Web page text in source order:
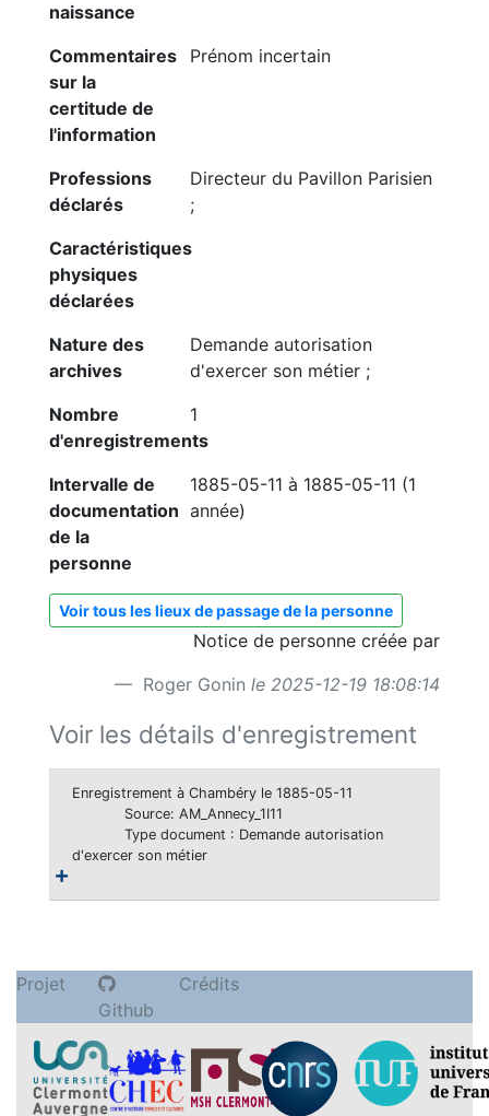
naissance
Commentaires
sur la
certitude de
l'information
Prénom incertain
Professions
déclarés
Directeur du Pavillon Parisien
;
Caractéristiques
physiques
déclarées
Nature des
archives
Demande autorisation
d'exercer son métier ;
Nombre
d'enregistrements
1
Intervalle de
documentation
de la
personne
1885-05-11 à 1885-05-11 (1
année)
Voir tous les lieux de passage de la personne
Notice de personne créée par
Roger Gonin le 2025-12-19 18:08:14
Voir les détails d'enregistrement
Enregistrement à Chambéry le 1885-05-11
Source: AM_Annecy_1I11
Type document : Demande autorisation
d'exercer son métier
Projet
Github
Crédits